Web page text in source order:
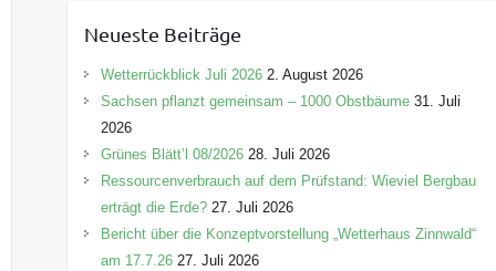
g
o
r
e
n
Neueste Beiträge
Wetterrückblick Juli 2026 2. August 2026
Sachsen pflanzt gemeinsam – 1000 Obstbäume 31. Juli
2026
Grünes Blätt’l 08/2026 28. Juli 2026
Ressourcenverbrauch auf dem Prüfstand: Wieviel Bergbau
erträgt die Erde? 27. Juli 2026
Bericht über die Konzeptvorstellung „Wetterhaus Zinnwald“
am 17.7.26 27. Juli 2026